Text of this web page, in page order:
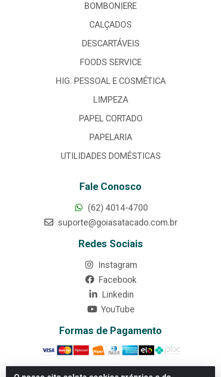
BOMBONIERE
CALÇADOS
DESCARTÁVEIS
FOODS SERVICE
HIG. PESSOAL E COSMÉTICA
LIMPEZA
PAPEL CORTADO
PAPELARIA
UTILIDADES DOMÉSTICAS
Fale Conosco
(62) 4014-4700
suporte@goiasatacado.com.br
Redes Sociais
Instagram
Facebook
Linkedin
YouTube
Formas de Pagamento